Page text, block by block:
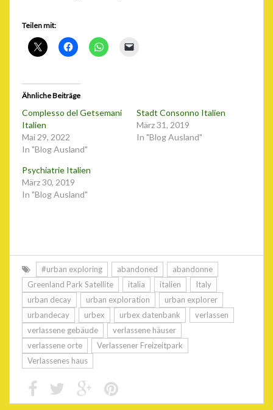
Teilen mit:
Ähnliche Beiträge
Complesso del Getsemani
Italien
Mai 29, 2022
In "Blog Ausland"
Stadt Consonno Italien
März 31, 2019
In "Blog Ausland"
Psychiatrie Italien
März 30, 2019
In "Blog Ausland"
#urban exploring abandoned
abandonne
Greenland Park Satellite
italia italien
Italy
urban decay
urban exploration
urban explorer
urbandecay
urbex urbex datenbank
verlassen
verlassene gebäude
verlassene häuser
verlassene orte
Verlassener Freizeitpark
Verlassenes haus